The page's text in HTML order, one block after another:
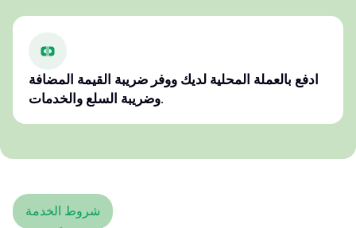
ادفع بالعملة المحلية لديك ووفر ضريبة القيمة المضافة
وضريبة السلع والخدمات.
شروط الخدمة